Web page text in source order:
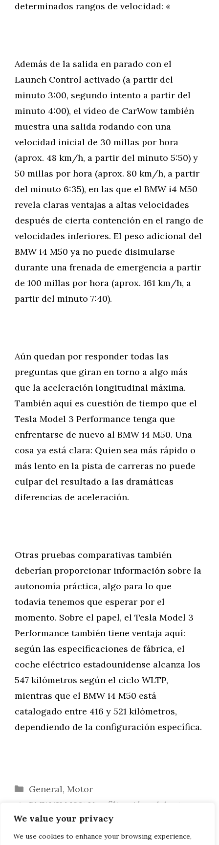
We value your privacy
We use cookies to enhance your browsing experience,
determinados rangos de velocidad: «
Además de la salida en parado con el
Launch Control activado (a partir del
minuto 3:00, segundo intento a partir del
minuto 4:00), el vídeo de CarWow también
muestra una salida rodando con una
velocidad inicial de 30 millas por hora
(aprox. 48 km/h, a partir del minuto 5:50) y
50 millas por hora (aprox. 80 km/h, a partir
del minuto 6:35), en las que el BMW i4 M50
revela claras ventajas a altas velocidades
después de cierta contención en el rango de
velocidades inferiores. El peso adicional del
BMW i4 M50 ya no puede disimularse
durante una frenada de emergencia a partir
de 100 millas por hora (aprox. 161 km/h, a
partir del minuto 7:40).
Aún quedan por responder todas las
preguntas que giran en torno a algo más
que la aceleración longitudinal máxima.
También aquí es cuestión de tiempo que el
Tesla Model 3 Performance tenga que
enfrentarse de nuevo al BMW i4 M50. Una
cosa ya está clara: Quien sea más rápido o
más lento en la pista de carreras no puede
culpar del resultado a las dramáticas
diferencias de aceleración.
Otras pruebas comparativas también
deberían proporcionar información sobre la
autonomía práctica, algo para lo que
todavía tenemos que esperar por el
momento. Sobre el papel, el Tesla Model 3
Performance también tiene ventaja aquí:
según las especificaciones de fábrica, el
coche eléctrico estadounidense alcanza los
547 kilómetros según el ciclo WLTP,
mientras que el BMW i4 M50 está
catalogado entre 416 y 521 kilómetros,
dependiendo de la configuración específica.
Categorías
General, Motor
BMW iX M60: Una filtración adelanta un
SUV potente con más de 600 CV
BMW Serie 6 Coupé: Vilner dota al E63